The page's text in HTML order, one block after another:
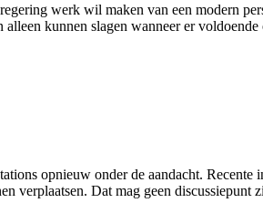
werk wil maken van een modern
kunnen slagen wanneer er
opnieuw onder de aandacht. Recente
verplaatsen. Dat mag geen discussiepunt